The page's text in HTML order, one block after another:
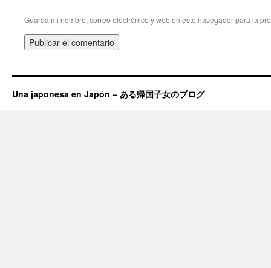
Guarda mi nombre, correo electrónico y web en este navegador para la
Una japonesa en Japón – ある帰国子女のブログ